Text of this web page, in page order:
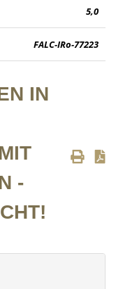
5,0
FALC-IRo-77223
IN
-